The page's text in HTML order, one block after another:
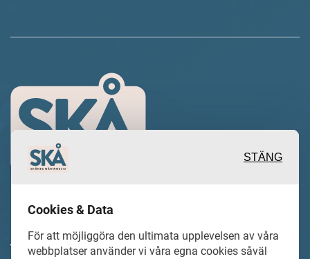
värdefulla berättelser och reportage
STÄNG
Cookies & Data
För att möjliggöra den ultimata upplevelsen av våra
webbplatser använder vi våra egna cookies såväl